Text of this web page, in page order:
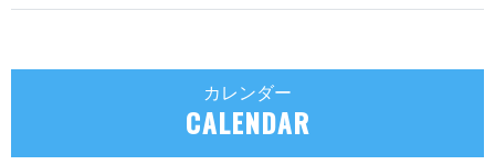
カレンダー
CALENDAR